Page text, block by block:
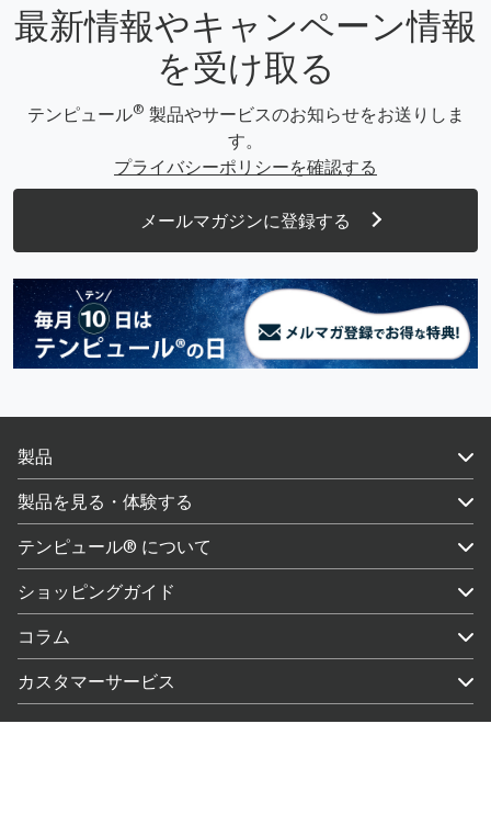
最新情報やキャンペーン情報
を受け取る
テンピュール® 製品やサービスのお知らせをお送りしま
す。
プライバシーポリシーを確認する
メールマガジンに登録する
製品
製品を見る・体験する
テンピュール® について
ショッピングガイド
コラム
カスタマーサービス